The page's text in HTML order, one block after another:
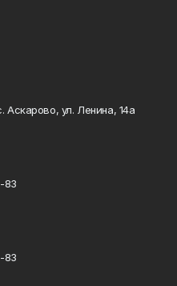
Аскарово, ул. Ленина, 14а
83
83